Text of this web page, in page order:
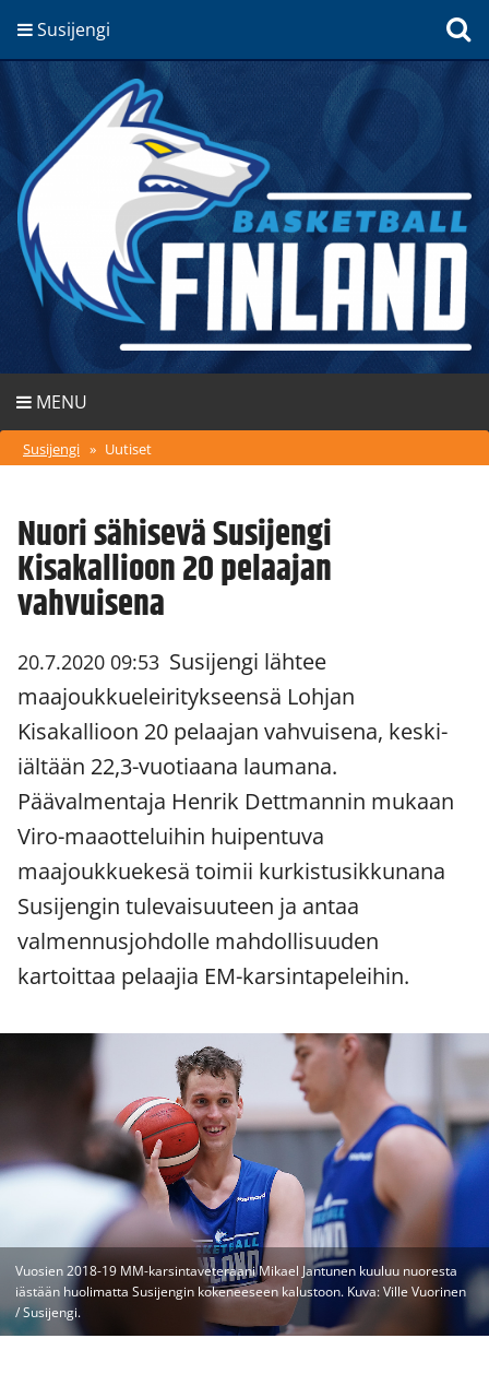
Susijengi
MENU
Susijengi » Uutiset
Nuori sähisevä Susijengi
Kisakallioon 20 pelaajan
vahvuisena
20.7.2020 09:53 Susijengi lähtee
maajoukkueleiritykseensä Lohjan
Kisakallioon 20 pelaajan vahvuisena, keski-
iältään 22,3-vuotiaana laumana.
Päävalmentaja Henrik Dettmannin mukaan
Viro-maaotteluihin huipentuva
maajoukkuekesä toimii kurkistusikkunana
Susijengin tulevaisuuteen ja antaa
valmennusjohdolle mahdollisuuden
kartoittaa pelaajia EM-karsintapeleihin.
Vuosien 2018-19 MM-karsintaveteraani Mikael Jantunen kuuluu nuoresta
iästään huolimatta Susijengin kokeneeseen kalustoon. Kuva: Ville Vuorinen
/ Susijengi.